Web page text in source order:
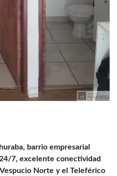
barrio empresarial
7, excelente conectividad
Norte y el Teleférico